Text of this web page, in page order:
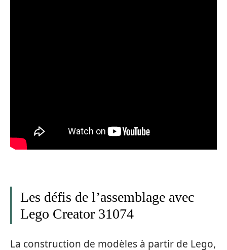
Les défis de l’assemblage avec
Lego Creator 31074
La construction de modèles à partir de Lego,